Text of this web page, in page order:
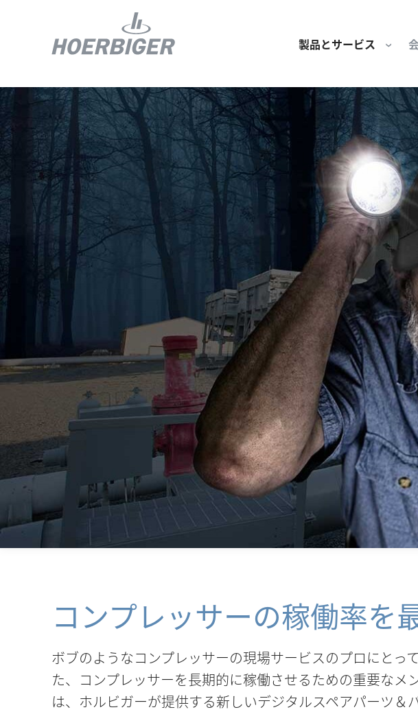
製品とサービス
コンプレッサー用部品とサービス
水素産業向けコンポーネント
フロー＆モーション制御
回転ユニオンとスリップリング
ガスエンジン用部品
会社概要
組織と役員
文化と価値観
サステナビリテ
私たちの原点
コンプレッサーの稼働率を
ボブのようなコンプレッサーの現場サービスのプロにとっ
た、コンプレッサーを長期的に稼働させるための重要なメ
は、ホルビガーが提供する新しいデジタルスペアパーツ